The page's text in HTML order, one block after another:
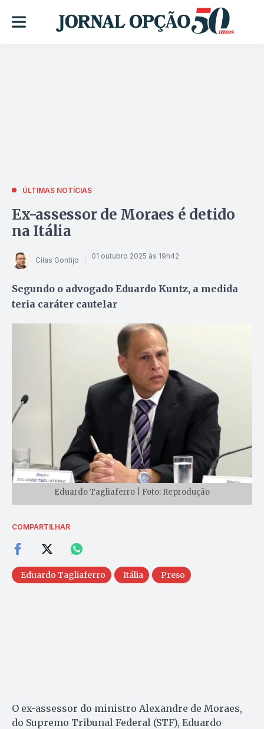
ÚLTIMAS NOTÍCIAS
Ex-assessor de Moraes é detido
na Itália
Cilas Gontijo 01 outubro 2025 às 19h42
Segundo o advogado Eduardo Kuntz, a medida
teria caráter cautelar
Eduardo Tagliaferro | Foto: Reprodução
COMPARTILHAR
Eduardo Tagliaferro Itália Preso
O ex-assessor do ministro Alexandre de Moraes,
do Supremo Tribunal Federal (STF), Eduardo